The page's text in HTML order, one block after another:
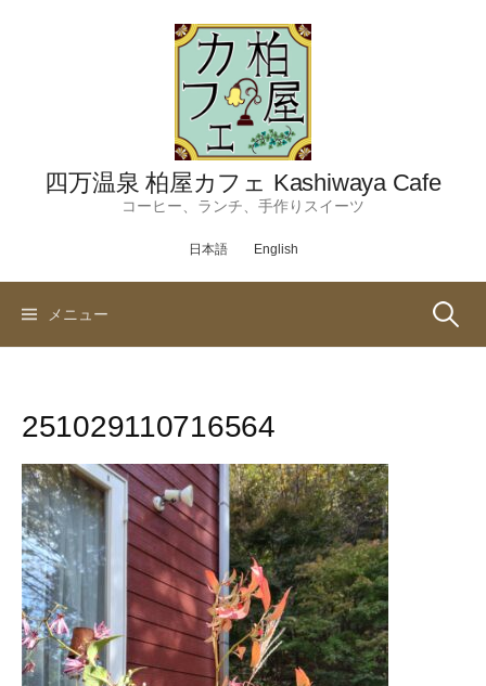
四万温泉 柏屋カフェ Kashiwaya Cafe
コーヒー、ランチ、手作りスイーツ
日本語 English
メニュー 検
251029110716564